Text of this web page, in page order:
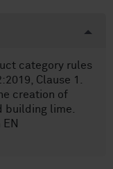
category rules
Clause 1.
creation of
building lime.